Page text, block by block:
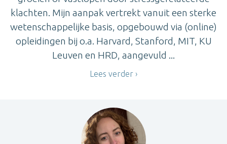
klachten. Mijn aanpak vertrekt vanuit een sterke
wetenschappelijke basis, opgebouwd via (online)
opleidingen bij o.a. Harvard, Stanford, MIT, KU
Leuven en HRD, aangevuld ...
Lees verder